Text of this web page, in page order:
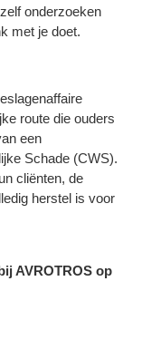
onderzoeken
met je doet.
route die ouders
een
Schade (CWS).
cliënten, de
herstel is voor
AVROTROS op